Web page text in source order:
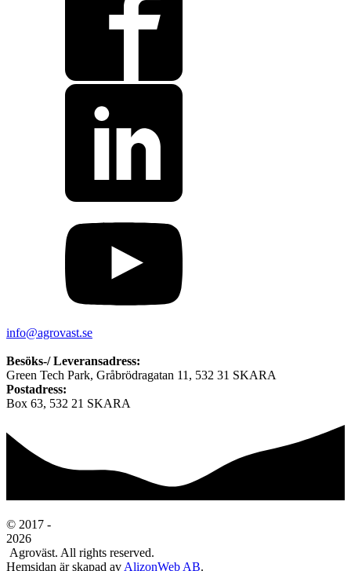
info@agrovast.se
Besöks-/ Leveransadress:
Green Tech Park, Gråbrödragatan 11, 532 31 SKARA
Postadress:
Box 63, 532 21 SKARA
© 2017 -
2026
Agroväst. All rights reserved.
Hemsidan är skapad av AlizonWeb AB.